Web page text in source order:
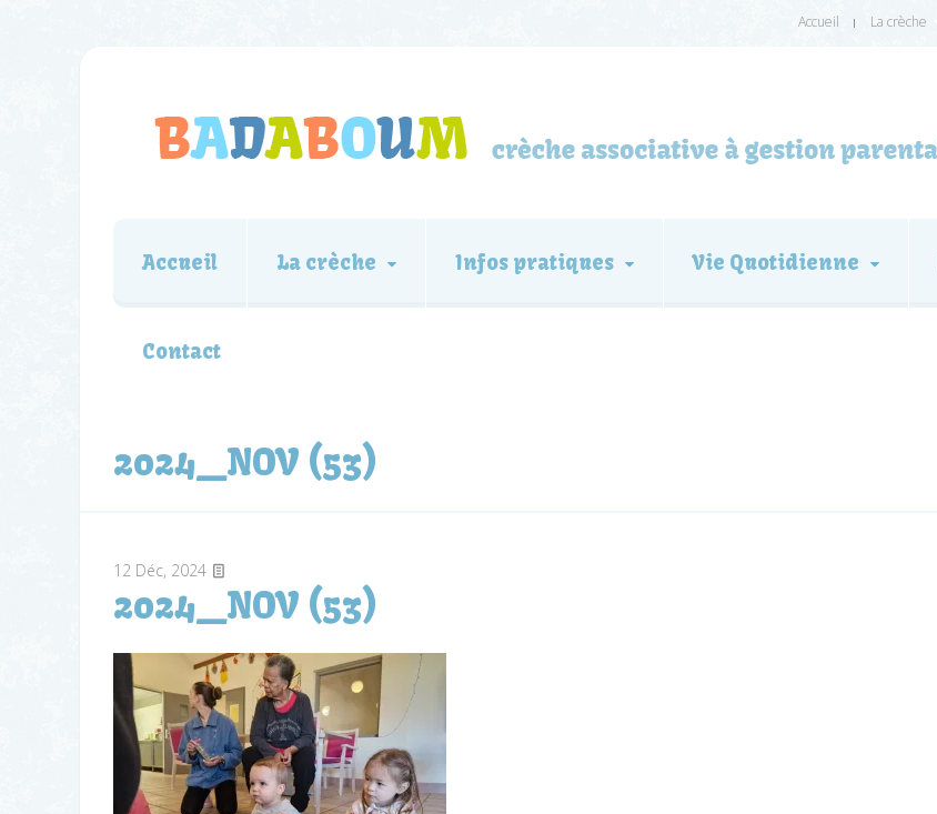
Accueil La crèche
Accueil La crèche Infos pratiques Vie Quotidienne
Contact
2024_NOV (53)
12 Déc, 2024
2024_NOV (53)